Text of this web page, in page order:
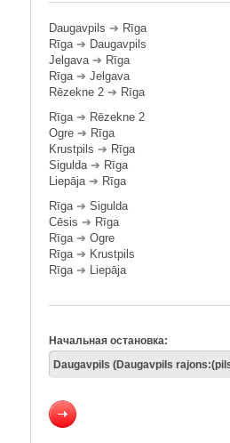
Daugavpils ➔ Rīga
Rīga➔ Daugavpils
Jelgava➔ Rīga
Rīga➔ Jelgava
Rēzekne 2 ➔ Rīga
Rīga➔ Rēzekne 2
Ogre ➔ Rīga
Krustpils ➔ Rīga
Sigulda➔ Rīga
Liepāja➔ Rīga
Rīga➔ Sigulda
Cēsis ➔ Rīga
Rīga➔ Ogre
Rīga➔ Krustpils
Rīga➔ Liepāja
Начальная остановка: